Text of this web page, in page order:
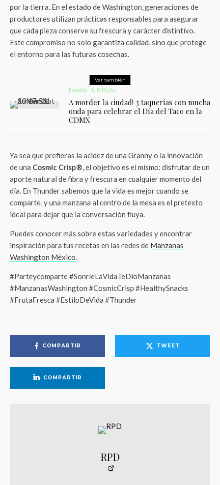
por la tierra. En el estado de Washington, generaciones de
productores utilizan prácticas responsables para asegurar
que cada pieza conserve su frescura y carácter distintivo.
Este compromiso no solo garantiza calidad, sino que protege
el entorno para las futuras cosechas.
Ver también
Foodie LifeStyle
A morder la ciudad! 3 taquerías con mucha
onda para celebrar el Día del Taco en la
CDMX
Ya sea que prefieras la acidez de una Granny o la innovación
de una Cosmic Crisp®, el objetivo es el mismo: disfrutar de un
aporte natural de fibra y frescura en cualquier momento del
día. En Thunder sabemos que la vida es mejor cuando se
comparte, y una manzana al centro de la mesa es el pretexto
ideal para dejar que la conversación fluya.
Puedes conocer más sobre estas variedades y encontrar
inspiración para tus recetas en las redes de Manzanas
Washington México.
#Parteycomparte #SonríeLaVidaTeDioManzanas
#ManzanasWashington #CosmicCrisp #HealthySnacks
#FrutaFresca #EstiloDeVida #Thunder
COMPARTIR TWEET
COMPARTIR
RPD